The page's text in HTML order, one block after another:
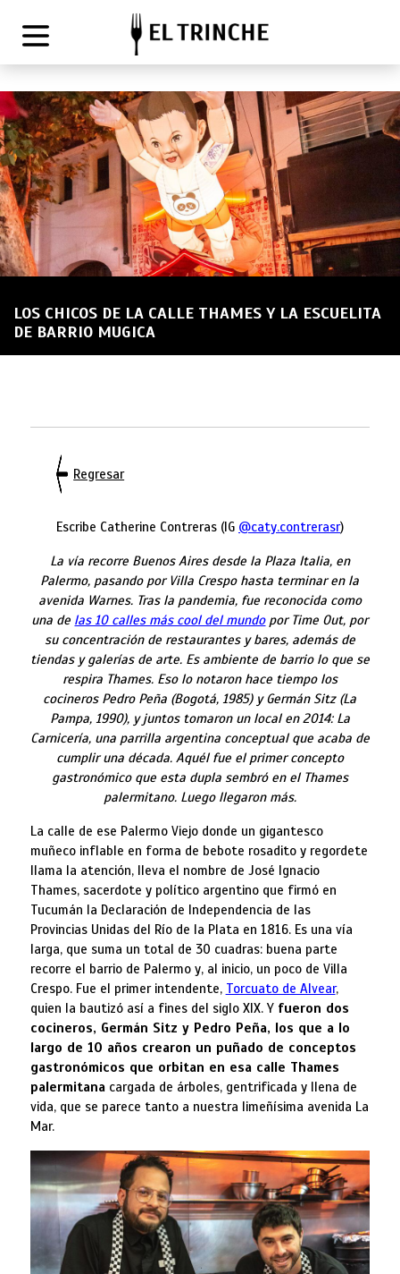
LOS CHICOS DE LA CALLE THAMES Y LA ESCUELITA
DE BARRIO MUGICA
Regresar
Escribe Catherine Contreras (IG @caty.contrerasr)
La vía recorre Buenos Aires desde la Plaza Italia, en
Palermo, pasando por Villa Crespo hasta terminar en la
avenida Warnes. Tras la pandemia, fue reconocida como
una de las 10 calles más cool del mundopor Time Out, por
su concentración de restaurantes y bares, además de
tiendas y galerías de arte. Es ambiente de barrio lo que se
respira Thames. Eso lo notaron hace tiempo los
cocineros Pedro Peña (Bogotá, 1985) y Germán Sitz (La
Pampa, 1990), y juntos tomaron un local en 2014: La
Carnicería, una parrilla argentina conceptual que acaba de
cumplir una década. Aquél fue el primer concepto
gastronómico que esta dupla sembró en el Thames
palermitano. Luego llegaron más.
La calle de ese Palermo Viejo donde un gigantesco
muñeco inflable en forma de bebote rosadito y regordete
llama la atención, lleva el nombre de José Ignacio
Thames, sacerdote y político argentino que firmó en
Tucumán la Declaración de Independencia de las
Provincias Unidas del Río de la Plata en 1816. Es una vía
larga, que suma un total de 30 cuadras: buena parte
recorre el barrio de Palermo y, al inicio, un poco de Villa
Crespo. Fue el primer intendente, Torcuato de Alvear,
quien la bautizó así a fines del siglo XIX. Y fueron dos
cocineros, Germán Sitz y Pedro Peña, los que a lo
largo de 10 años crearon un puñado de conceptos
gastronómicos que orbitan en esa calle Thames
palermitanacargada de árboles, gentrificada y llena de
vida, que se parece tanto a nuestra limeñísima avenida La
Mar.